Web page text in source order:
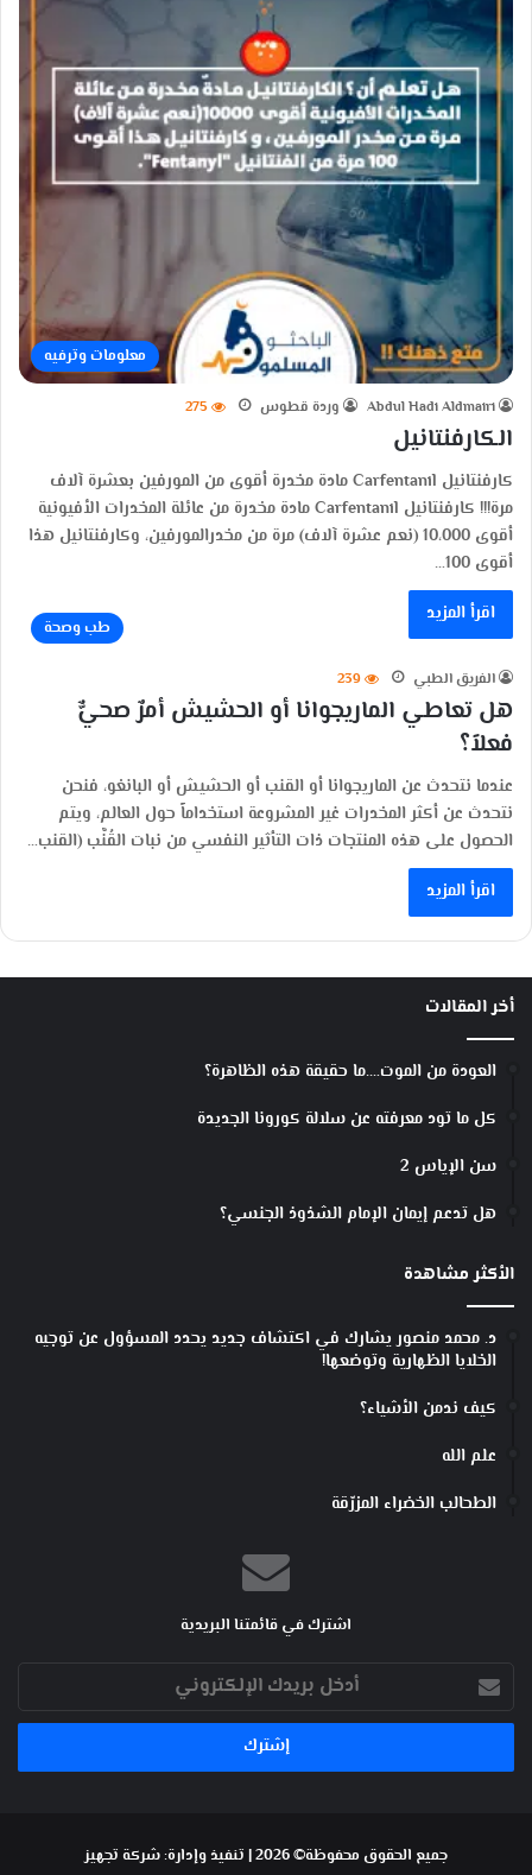
معلومات وترفيه
Abdul Hadi Aldmairi وردة قطوس 275
الكارفنتانيل
كارفنتانيل Carfentanil مادة مخدرة أقوى من المورفين بعشرة آلاف
مرة!!! كارفنتانيل Carfentanil مادة مخدرة من عائلة المخدرات الأفيونية
أقوى 10،000 (نعم عشرة آلاف) مرة من مخدرالمورفين، وكارفنتانيل هذا
أقوى 100…
اقرأ المزيد
طب وصحة
الفريق الطبي 239
هل تعاطي الماريجوانا أو الحشيش أمرٌ صحيٌّ
فعلاً؟
عندما نتحدث عن الماريجوانا أو القنب أو الحشيش أو البانغو، فنحن
نتحدث عن أكثر المخدرات غير المشروعة استخداماً حول العالم، ويتم
الحصول على هذه المنتجات ذات التأثير النفسي من نبات القُنَّب (القنب…
اقرأ المزيد
أخر المقالات
العودة من الموت….ما حقيقة هذه الظاهرة؟
كل ما تود معرفته عن سلالة كورونا الجديدة
سن الإياس 2
هل تدعم إيمان الإمام الشذوذ الجنسي؟
الأكثر مشاهدة
د. محمد منصور يشارك في اكتشاف جديد يحدد المسؤول عن توجيه
الخلايا الظهارية وتوضعها!
كيف ندمن الأشياء؟
علم الله
الطحالب الخضراء المزرّقة
اشترك في قائمتنا البريدية
أدخل
بريدك
الإلكتروني
جميع الحقوق محفوظة© 2026 | تنفيذ وإدارة: شركة تجهيز